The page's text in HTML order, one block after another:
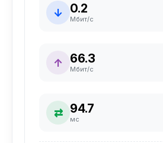
↓ 0.2
Мбит/с
↑ 66.3
Мбит/с
⇄ 94.7
мс